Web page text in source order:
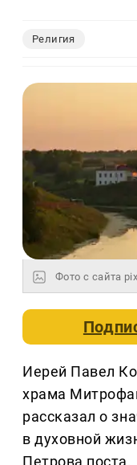
Религия
Фото с сайта
Иерей Павел
храма
рассказал о
в духовной